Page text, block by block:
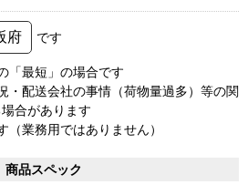
府 です
「最短」の場合です
・配送会社の事情（荷物量過多）等の関
合があります
業務用ではありません）
商品スペック